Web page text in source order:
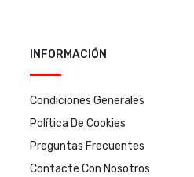
INFORMACIÓN
Condiciones Generales
Política De Cookies
Preguntas Frecuentes
Contacte Con Nosotros